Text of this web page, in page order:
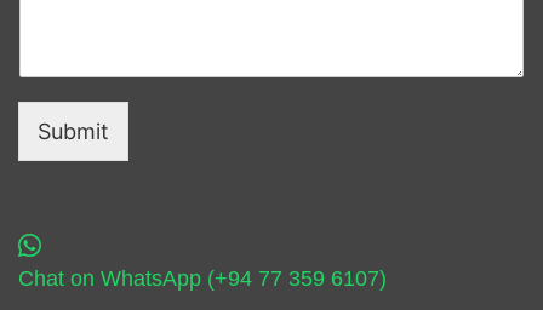
Submit
Chat on WhatsApp (+94 77 359 6107)